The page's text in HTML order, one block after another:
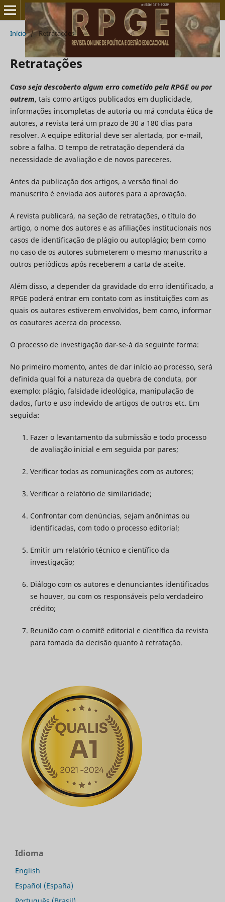
Início / Retratações
Retratações
Caso seja descoberto algum erro cometido pela RPGE ou por
outrem, tais como artigos publicados em duplicidade,
informações incompletas de autoria ou má conduta ética de
autores, a revista terá um prazo de 30 a 180 dias para
resolver. A equipe editorial deve ser alertada, por e-mail,
sobre a falha. O tempo de retratação dependerá da
necessidade de avaliação e de novos pareceres.
Antes da publicação dos artigos, a versão final do
manuscrito é enviada aos autores para a aprovação.
A revista publicará, na seção de retratações, o título do
artigo, o nome dos autores e as afiliações institucionais nos
casos de identificação de plágio ou autoplágio; bem como
no caso de os autores submeterem o mesmo manuscrito a
outros periódicos após receberem a carta de aceite.
Além disso, a depender da gravidade do erro identificado, a
RPGE poderá entrar em contato com as instituições com as
quais os autores estiverem envolvidos, bem como, informar
os coautores acerca do processo.
O processo de investigação dar-se-á da seguinte forma:
No primeiro momento, antes de dar início ao processo, será
definida qual foi a natureza da quebra de conduta, por
exemplo: plágio, falsidade ideológica, manipulação de
dados, furto e uso indevido de artigos de outros etc. Em
seguida:
Fazer o levantamento da submissão e todo processo
de avaliação inicial e em seguida por pares;
Verificar todas as comunicações com os autores;
Verificar o relatório de similaridade;
Confrontar com denúncias, sejam anônimas ou
identificadas, com todo o processo editorial;
Emitir um relatório técnico e científico da
investigação;
Diálogo com os autores e denunciantes identificados
se houver, ou com os responsáveis pelo verdadeiro
crédito;
Reunião com o comitê editorial e científico da revista
para tomada da decisão quanto à retratação.
Idioma
English
Español (España)